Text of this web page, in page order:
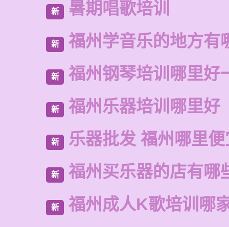
新 暑期唱歌培训
新 福州学音乐的地方有
新 福州钢琴培训哪里好
新 福州乐器培训哪里好
新 乐器批发 福州哪里
新 福州买乐器的店有哪
新 福州成人K歌培训哪